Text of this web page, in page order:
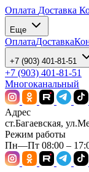
Оплата Доставка
Еще
ОплатаДоставка
+7 (903) 401-81-51
+7 (903) 401-81-51
Многоканальный
Адрес
ст.Багаевская,
Режим работы
Пн—Пт 08:00 –